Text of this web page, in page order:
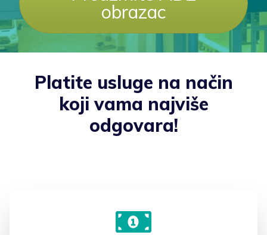
obrazac
Platite usluge na način
koji vama najviše
odgovara!